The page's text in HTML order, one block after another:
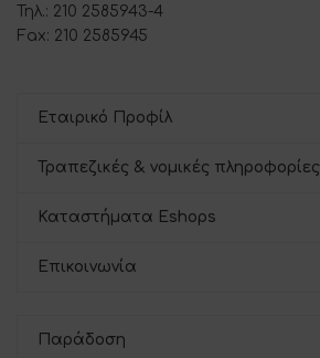
Τηλ.: 210 2585943-4
Fax: 210 2585945
Εταιρικό Προφίλ
Τραπεζικές & νομικές πληροφορίες
Καταστήματα Eshops
Επικοινωνία
Παράδοση